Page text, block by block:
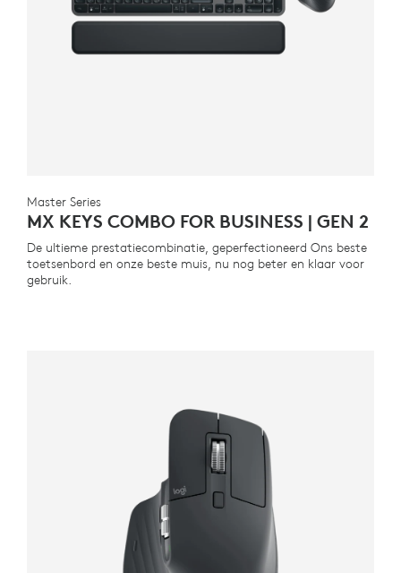
Master Series
MX KEYS COMBO FOR BUSINESS | GEN 2
De ultieme prestatiecombinatie, geperfectioneerd Ons beste
toetsenbord en onze beste muis, nu nog beter en klaar voor
gebruik.